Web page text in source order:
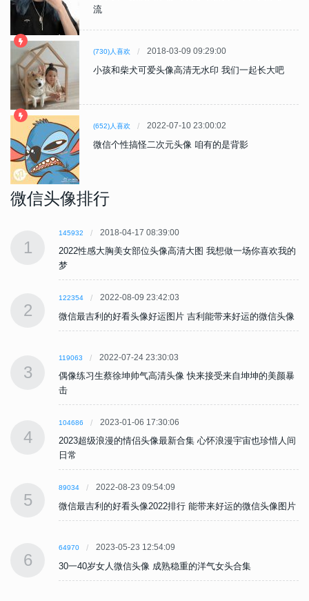
流
(730)人喜欢 2018-03-09 09:29:00
小孩和柴犬可爱头像高清无水印 我们一起长大吧
(652)人喜欢 2022-07-10 23:00:02
微信个性搞怪二次元头像 咱有的是背影
微信头像排行
1
145932 2018-04-17 08:39:00
2022性感大胸美女部位头像高清大图 我想做一场你喜欢我的
梦
2
122354 2022-08-09 23:42:03
微信最吉利的好看头像好运图片 吉利能带来好运的微信头像
3
119063 2022-07-24 23:30:03
偶像练习生蔡徐坤帅气高清头像 快来接受来自坤坤的美颜暴
击
4
104686 2023-01-06 17:30:06
2023超级浪漫的情侣头像最新合集 心怀浪漫宇宙也珍惜人间
日常
5
89034 2022-08-23 09:54:09
微信最吉利的好看头像2022排行 能带来好运的微信头像图片
6
64970 2023-05-23 12:54:09
30一40岁女人微信头像 成熟稳重的洋气女头合集